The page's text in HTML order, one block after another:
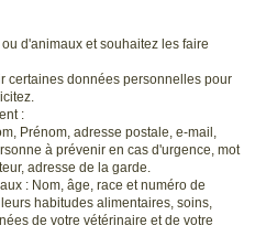
d'animaux et souhaitez les faire
certaines données personnelles pour
:
Prénom, adresse postale, e-mail,
à prévenir en cas d'urgence, mot
adresse de la garde.
: Nom, âge, race et numéro de
habitudes alimentaires, soins,
de votre vétérinaire et de votre